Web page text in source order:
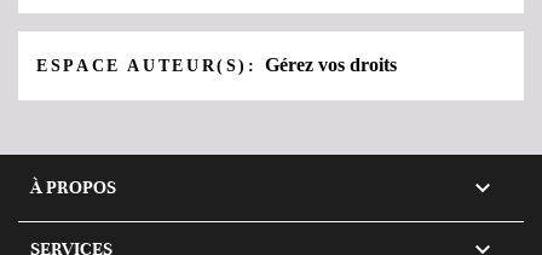
ESPACE AUTEUR(S):Gérez vos droits
À PROPOS 
SERVICES